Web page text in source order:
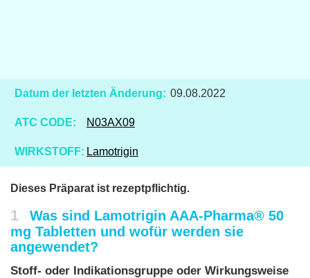
Datum der letzten Änderung: 09.08.2022
ATC CODE: N03AX09
WIRKSTOFF: Lamotrigin
Dieses Präparat ist rezeptpflichtig.
1
Was sind Lamotrigin AAA-Pharma® 50
mg Tabletten und wofür werden sie
angewendet?
Stoff- oder Indikationsgruppe oder Wirkungsweise